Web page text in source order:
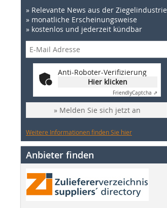
» Relevante News aus der Ziegelindustrie
» monatliche Erscheinungsweise
» kostenlos und jederzeit kündbar
Anti-Roboter-Verifizierung
Hier klicken
FriendlyCaptcha ⇗
» Melden Sie sich jetzt an
Weitere Informationen finden Sie hier
Anbieter finden